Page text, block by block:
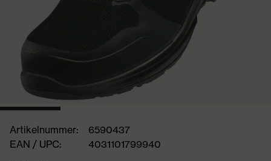
Artikelnummer:
6590437
EAN / UPC:
4031101799940